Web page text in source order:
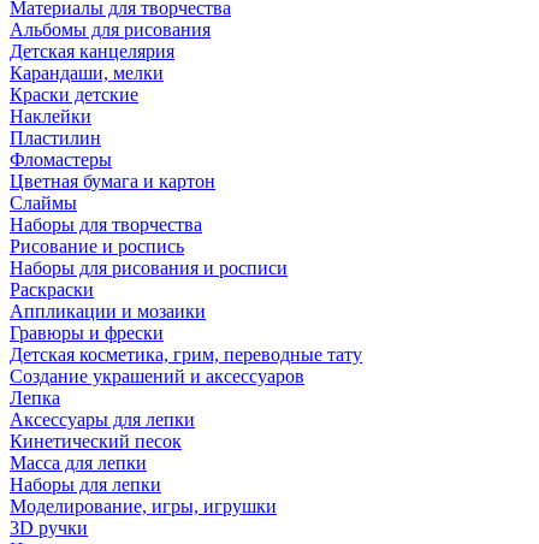
Материалы для творчества
Альбомы для рисования
Детская канцелярия
Карандаши, мелки
Краски детские
Наклейки
Пластилин
Фломастеры
Цветная бумага и картон
Слаймы
Наборы для творчества
Рисование и роспись
Наборы для рисования и росписи
Раскраски
Аппликации и мозаики
Гравюры и фрески
Детская косметика, грим, переводные тату
Создание украшений и аксессуаров
Лепка
Аксессуары для лепки
Кинетический песок
Масса для лепки
Наборы для лепки
Моделирование, игры, игрушки
3D ручки